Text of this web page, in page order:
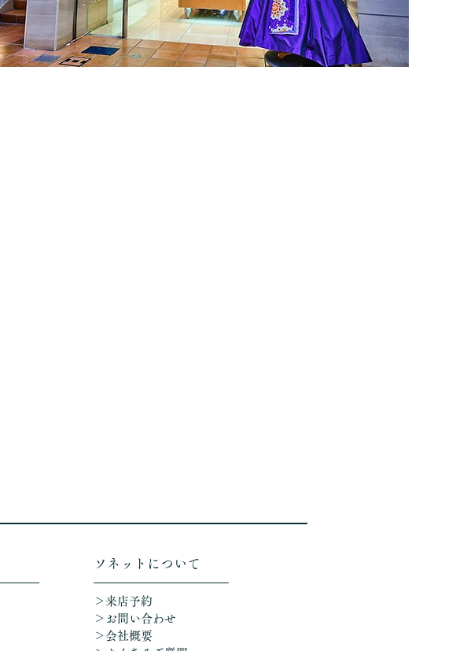
ソネットについて
＞来店予約
＞お問い合わせ
＞会社概要